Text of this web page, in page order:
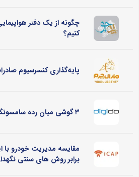
چگونه از یک دفتر
کنیم؟
پایه‌گذاری کنسرسیوم
۳ گوشی میان رده سامسونگ که باتری قدرتمندی دارند
مقایسه مدیریت خودرو با
برابر روش های سنتی